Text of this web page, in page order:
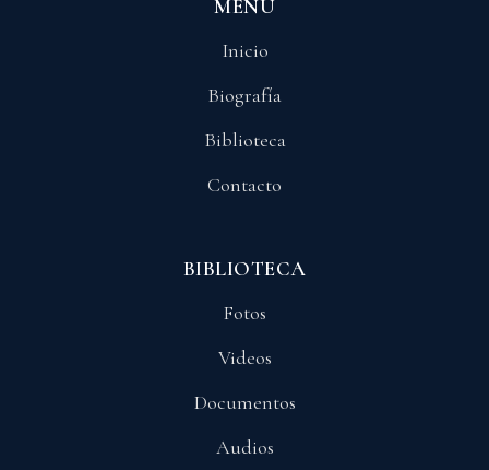
MENÚ
Inicio
Biografía
Biblioteca
Contacto
BIBLIOTECA
Fotos
Videos
Documentos
Audios